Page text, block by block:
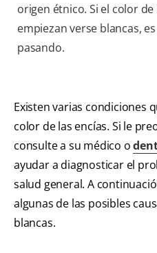
origen étnico. Si el color
empiezan verse blancas,
pasando.
Existen varias condiciones
color de las encías. Si le
consulte a su médico o
ayudar a diagnosticar el
salud general. A
algunas de las posibles
blancas.